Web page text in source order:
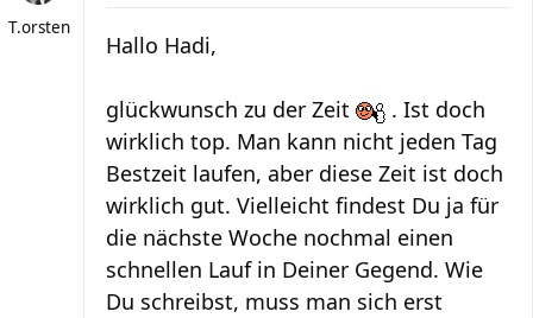
T.orsten
Hallo Hadi,
glückwunsch zu der Zeit
. Ist doch
wirklich top. Man kann nicht jeden Tag
Bestzeit laufen, aber diese Zeit ist doch
wirklich gut. Vielleicht findest Du ja für
die nächste Woche nochmal einen
schnellen Lauf in Deiner Gegend. Wie
Du schreibst, muss man sich erst